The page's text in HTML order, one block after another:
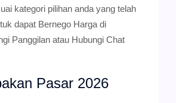
kategori pilihan anda yang telah
dapat Bernego Harga di
Panggilan atau Hubungi Chat
Pasar 2026